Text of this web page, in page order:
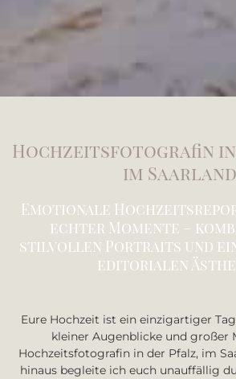
Hochzeitsfotografin
im Saarland
Emotionale
echter Momente –
stilvollen Portraits und
editorialen
Eure Hochzeit ist ein einzigartiger
kleiner Augenblicke und großer
Hochzeitsfotografin in der Pfalz, im
hinaus begleite ich euch unauffällig